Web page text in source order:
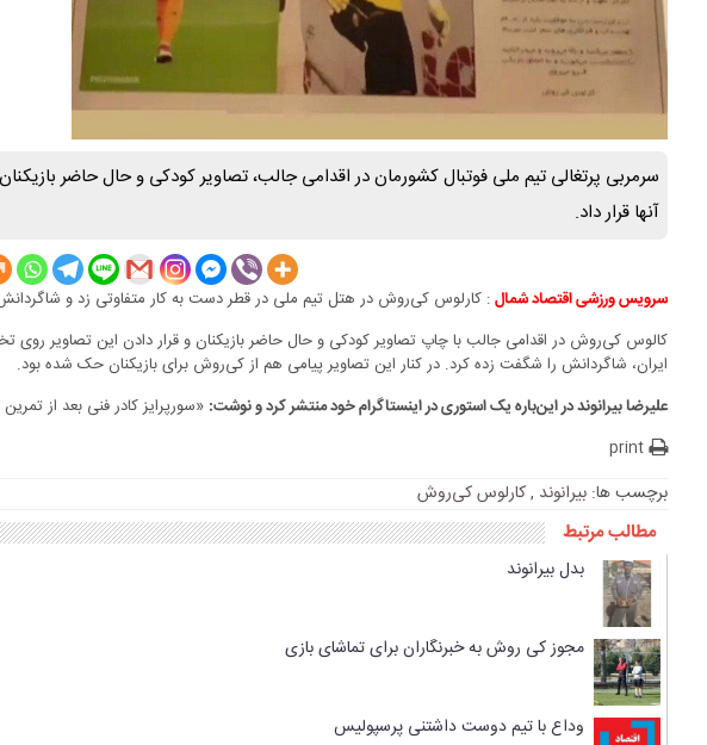
سرمربی پرتغالی تیم ملی فوتبال کشورمان در اقدامی جالب، تصاویر کودکی و حال حاضر
آنها قرار داد.
سرویس ورزشی اقتصاد شمال: کارلوس کی‌روش در هتل تیم ملی در قطر دست به کار متفاوتی زد و شاگردانش
کالوس کی‌روش در اقدامی جالب با چاپ تصاویر کودکی و حال حاضر بازیکنان و قرار دادن این تصاویر
ایران، شاگردانش را شگفت زده کرد. در کنار این تصاویر پیامی هم از کی‌روش برای بازیکنان حک شده بود.
علیرضا بیرانوند در این‌باره یک استوری در اینستاگرام خود منتشر کرد و نوشت: «سورپرایز کادر فنی بعد از تمرین
print
برچسب ها:بیرانوند ,کارلوس کی‌روش
مطالب مرتبط
بدل بیرانوند
مجوز کی روش به خبرنگاران برای تماشای بازی
وداع با تیم دوست داشتنی پرسپولیس